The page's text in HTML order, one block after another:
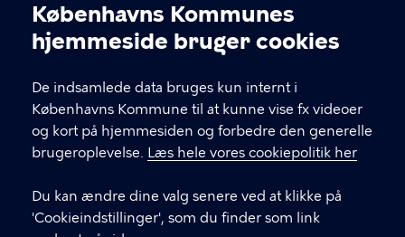
Cookieindstillinger
Københavns Kommunes
hjemmeside bruger cookies
De indsamlede data bruges kun internt i
Københavns Kommune til at kunne vise fx videoer
og kort på hjemmesiden og forbedre den generelle
brugeroplevelse. Læs hele vores cookiepolitik her
Du kan ændre dine valg senere ved at klikke på
'Cookieindstillinger', som du finder som link
info@avlu.dk
21 51 39 35
LINKS
Facebook
Instagram